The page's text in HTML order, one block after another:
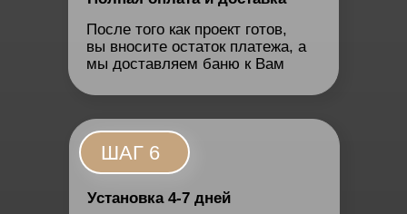
ШАГ 6
Установка 4-7 дней
После того как проект готов,
вы вносите остаток платежа, а
мы доставляем баню к Вам